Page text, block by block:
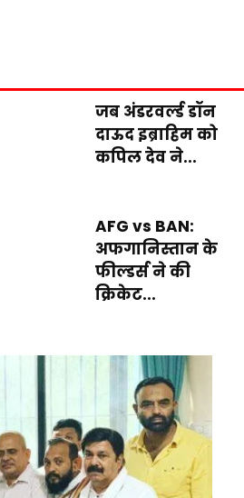
जब अंडरवर्ल्ड डॉन
दाऊद इब्राहिम को
कपिल देव ने...
AFG vs BAN:
अफगानिस्तान के
फील्डर्स ने की
क्रिकेट...